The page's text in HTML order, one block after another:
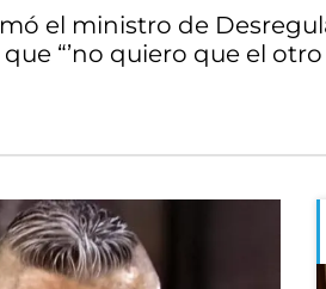
el ministro de
“’no quiero que el otro